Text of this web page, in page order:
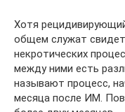
Хотя
общем служат
некротических
между ними есть
называют процесс,
месяца после ИМ.